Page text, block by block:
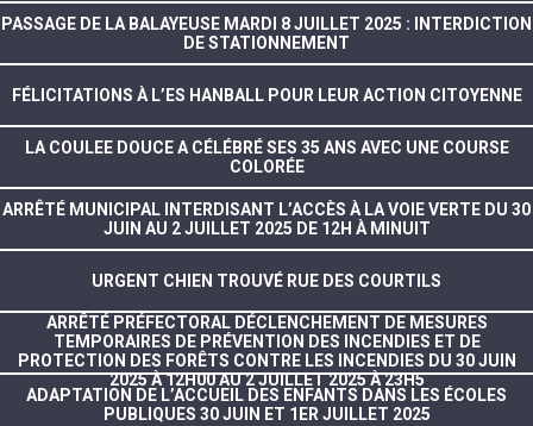
PASSAGE DE LA BALAYEUSE MARDI 8 JUILLET 2025 : INTERDICTION
DE STATIONNEMENT
FÉLICITATIONS À L’ES HANBALL POUR LEUR ACTION CITOYENNE
LA COULEE DOUCE A CÉLÉBRÉ SES 35 ANS AVEC UNE COURSE
COLORÉE
ARRÊTÉ MUNICIPAL INTERDISANT L’ACCÈS À LA VOIE VERTE DU 30
JUIN AU 2 JUILLET 2025 DE 12H À MINUIT
URGENT CHIEN TROUVÉ RUE DES COURTILS
ARRÊTÉ PRÉFECTORAL DÉCLENCHEMENT DE MESURES
TEMPORAIRES DE PRÉVENTION DES INCENDIES ET DE
PROTECTION DES FORÊTS CONTRE LES INCENDIES DU 30 JUIN
2025 À 12H00 AU 2 JUILLET 2025 À 23H5
ADAPTATION DE L’ACCUEIL DES ENFANTS DANS LES ÉCOLES
PUBLIQUES 30 JUIN ET 1ER JUILLET 2025